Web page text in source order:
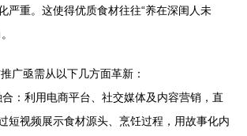
严重。这使得优质食材往往“养在深闺人未
广亟需从以下几方面革新：
合：利用电商平台、社交媒体及内容营销，直
短视频展示食材源头、烹饪过程，用故事化内